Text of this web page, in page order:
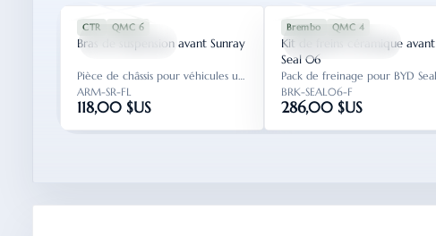
CTR QMC 6
Bras de suspension avant Sunray
Pièce de châssis pour véhicules utilitaires légers...
ARM-SR-FL
118,00 $US
Brembo QMC 4
Kit de freins céramique avant
Seal 06
BRK-SEAL06-F
286,00 $US